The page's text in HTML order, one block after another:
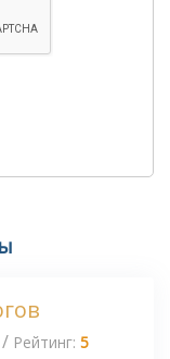
/ Рейтинг: 5